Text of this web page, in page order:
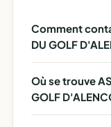
Comment
DU GOLF
Où se trouve
GOLF